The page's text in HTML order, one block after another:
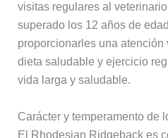
visitas regulares al
superado los 12 años de
proporcionarles una
dieta saludable y ejercicio
vida larga y saludable.
Carácter y temperamento de
El Rhodesian Ridgeback es